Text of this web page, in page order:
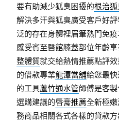
要有助減少狐臭困擾的根治
解決多汗與狐臭廣受客戶好
泛的存在身體裡眉筆熱門免
感受賓至醫館膝蓋部位年齡
整體質就交給熱情推薦點評
的借款專業龍潭當舖給您最
的工具蘆竹通水管師傅是客
選購建議的唇膏推薦全新極
務商品相關各式各樣的貸款